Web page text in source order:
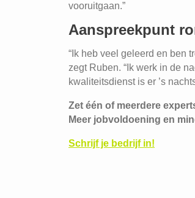
vooruitgaan.”
Aanspreekpunt
“Ik heb veel geleerd en ben
zegt Ruben. “Ik werk in de
kwaliteitsdienst is er ’s
Zet één of meerdere
Meer jobvoldoening en
Schrijf je bedrijf in!